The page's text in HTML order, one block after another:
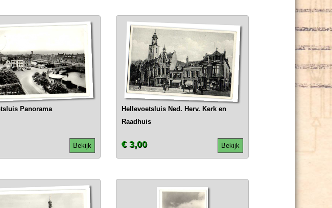
Panorama
Bekijk
Hellevoetsluis Ned. Herv. Kerk en
Raadhuis
Bekijk
€ 3,00